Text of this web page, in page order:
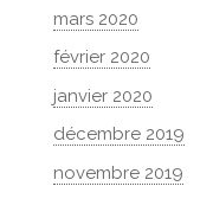
mars 2020
février 2020
janvier 2020
décembre 2019
novembre 2019